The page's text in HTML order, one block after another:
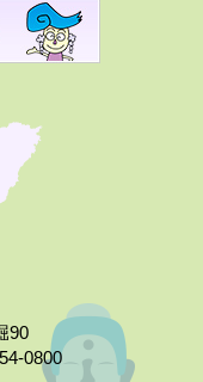
90
0800